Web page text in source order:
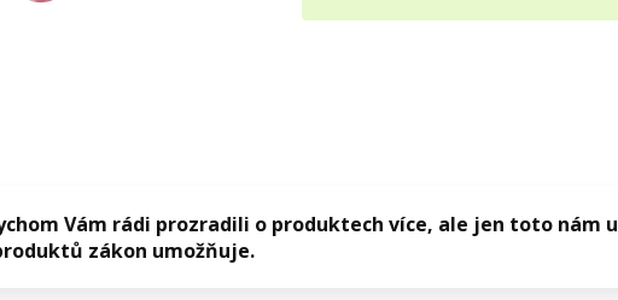
Vám rádi prozradili o produktech více, ale jen toto nám u
zákon umožňuje.